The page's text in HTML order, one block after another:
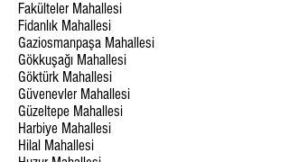
Fakülteler Mahallesi
Fidanlık Mahallesi
Gaziosmanpaşa Mahallesi
Gökkuşağı Mahallesi
Göktürk Mahallesi
Güvenevler Mahallesi
Güzeltepe Mahallesi
Harbiye Mahallesi
Hilal Mahallesi